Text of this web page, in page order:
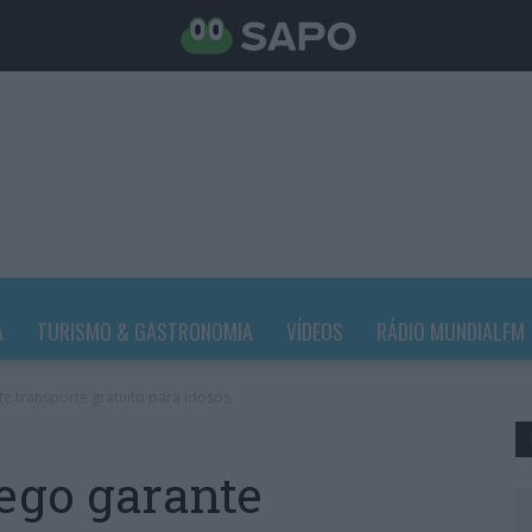
TURISMO & GASTRONOMIA VÍDEOS RÁDIO MUNDIALFM
garante